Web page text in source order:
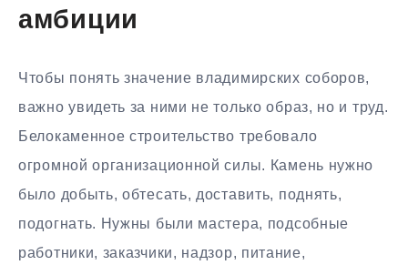
амбиции
Чтобы понять значение владимирских соборов,
важно увидеть за ними не только образ, но и труд.
Белокаменное строительство требовало
огромной организационной силы. Камень нужно
было добыть, обтесать, доставить, поднять,
подогнать. Нужны были мастера, подсобные
работники, заказчики, надзор, питание,